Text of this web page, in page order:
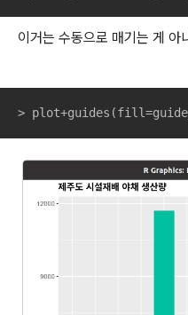
이거는 수동으로 매기는 게 아
>